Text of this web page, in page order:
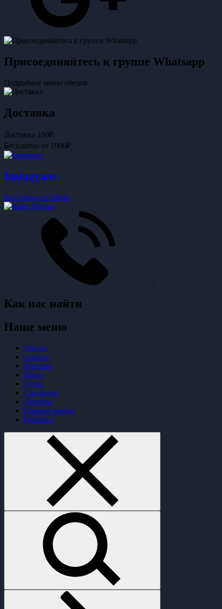
Присоединяйтесь к группе Whatsapp
Подробное меню обедов
Доставка
Доставка 100₽
Бесплатно от 1000₽
Instagram
Все блюда от Шефа
:
Как нас найти
Наше меню
Обеды
Салаты
Бургеры
Паста
Супы
Сэндвичи
Десерты
Горячие блюда
Напитки